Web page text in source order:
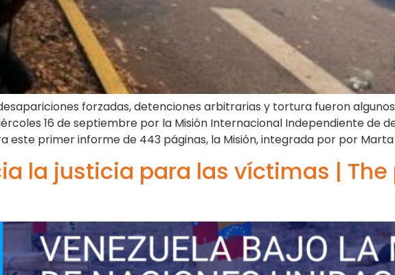
forzadas, detenciones arbitrarias y tortura fueron
16 de septiembre por la Misión Internacional Independiente de
este primer informe de 443 páginas, la Misión, integrada por por
la justicia para las víctimas |